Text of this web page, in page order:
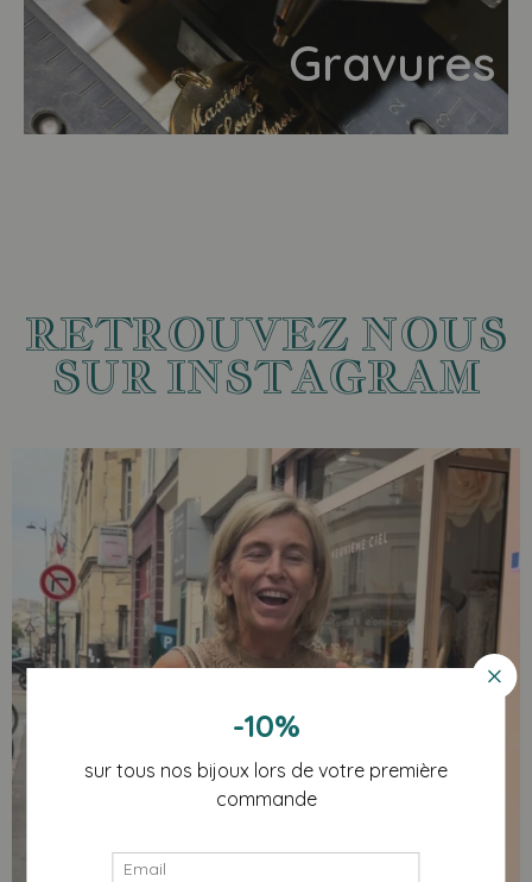
Gravures
RETROUVEZ NOUS
SUR INSTAGRAM
-10%
sur tous nos bijoux lors de votre première
commande